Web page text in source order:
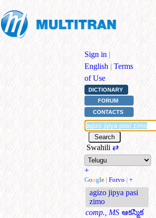
Sign in |
English | Terms
of Use
DICTIONARY
FORUM
CONTACTS
Swahili ⇄
+
Google | Forvo | +
agizo jipya pasi
zimo
comp., MS ఆకస్మిక